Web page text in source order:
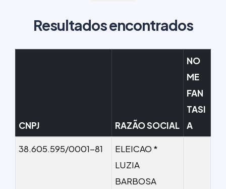
Resultados encontrados
CNPJ RAZÃO SOCIAL
NO
ME
FAN
TASI
A
38.605.595/0001-81
ELEICAO *
LUZIA
BARBOSA